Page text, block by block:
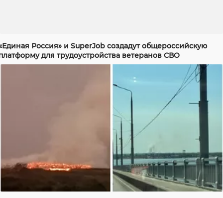
Россия» и SuperJob создадут общероссийскую
для трудоустройства ветеранов СВО